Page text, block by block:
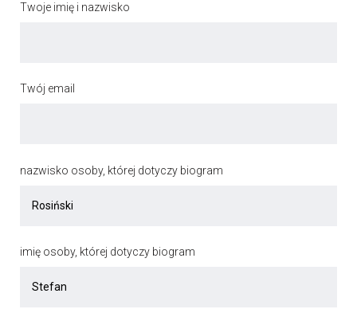
Twoje imię i nazwisko
Twój email
nazwisko osoby, której dotyczy biogram
imię osoby, której dotyczy biogram